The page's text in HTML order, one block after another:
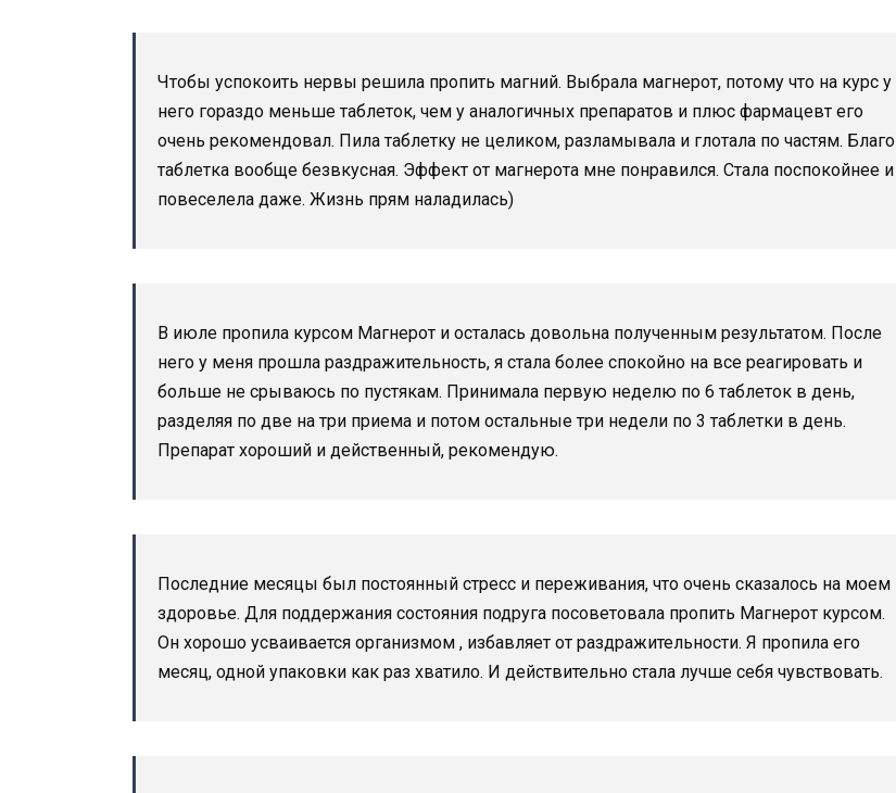
Чтобы успокоить нервы решила пропить магний. Выбрала магнерот, потому что на курс у
него гораздо меньше таблеток, чем у аналогичных препаратов и плюс фармацевт его
очень рекомендовал. Пила таблетку не целиком, разламывала и глотала по частям. Благо
таблетка вообще безвкусная. Эффект от магнерота мне понравился. Стала поспокойнее и
повеселела даже. Жизнь прям наладилась)
В июле пропила курсом Магнерот и осталась довольна полученным результатом. После
него у меня прошла раздражительность, я стала более спокойно на все реагировать и
больше не срываюсь по пустякам. Принимала первую неделю по 6 таблеток в день,
разделяя по две на три приема и потом остальные три недели по 3 таблетки в день.
Препарат хороший и действенный, рекомендую.
Последние месяцы был постоянный стресс и переживания, что очень сказалось на моем
здоровье. Для поддержания состояния подруга посоветовала пропить Магнерот курсом.
Он хорошо усваивается организмом , избавляет от раздражительности. Я пропила его
месяц, одной упаковки как раз хватило. И действительно стала лучше себя чувствовать.